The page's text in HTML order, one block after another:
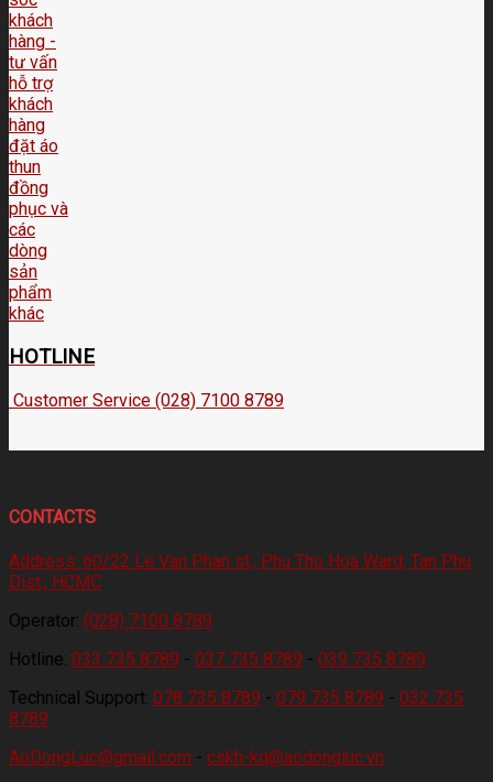
HOTLINE
Customer Service (028) 7100 8789
CONTACTS
Address: 60/22 Le Van Phan st., Phu Tho Hoa Ward, Tan Phu
Dist., HCMC
Operator: (028) 7100 8789
Hotline: 033 735 8789 - 037 735 8789 - 039 735 8789
Technical Support: 078 735 8789 - 079 735 8789 - 032 735
8789
AoDongLuc@gmail.com - cskh-kd@aodongluc.vn